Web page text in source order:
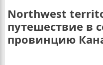
Northwest
путешествие в
провинцию